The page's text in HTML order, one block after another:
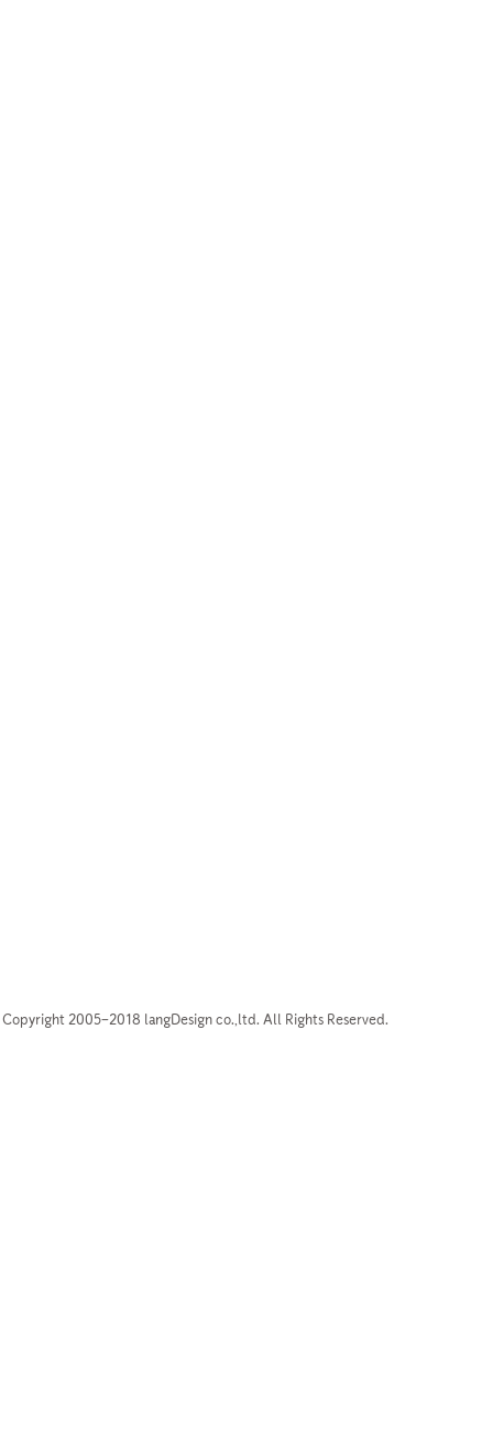
Copyright 2005–2018 langDesign co.,ltd. All Rights Reserved.